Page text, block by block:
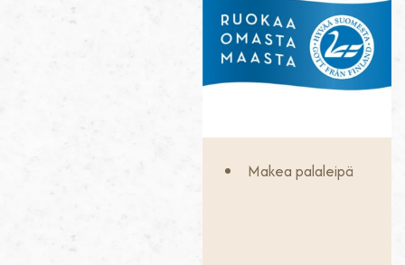
Makea palaleipä